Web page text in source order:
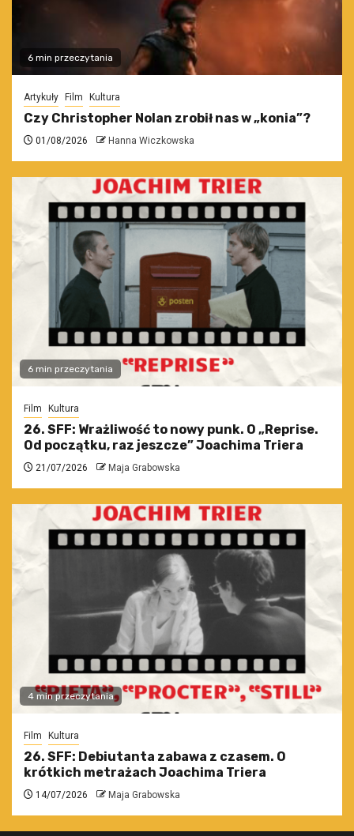
6 min przeczytania
Artykuły Film Kultura
Czy Christopher Nolan zrobił nas w „konia”?
01/08/2026 Hanna Wiczkowska
6 min przeczytania
Film Kultura
26. SFF: Wrażliwość to nowy punk. O „Reprise.
Od początku, raz jeszcze” Joachima Triera
21/07/2026 Maja Grabowska
4 min przeczytania
Film Kultura
26. SFF: Debiutanta zabawa z czasem. O
krótkich metrażach Joachima Triera
14/07/2026 Maja Grabowska